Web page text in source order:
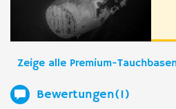
Zeige alle Premium-
Bewertungen(1)